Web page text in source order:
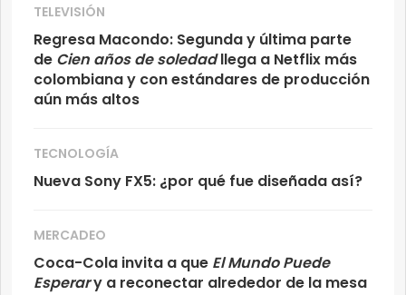
TELEVISIÓN
Regresa Macondo: Segunda y última parte
de Cien años de soledadllega a Netflix más
colombiana y con estándares de producción
aún más altos
TECNOLOGÍA
Nueva Sony FX5: ¿por qué fue diseñada así?
MERCADEO
Coca-Cola invita a que El Mundo Puede
Esperary a reconectar alrededor de la mesa